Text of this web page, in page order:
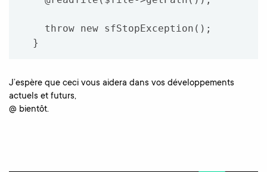
J’espère que ceci vous aidera dans vos développements
actuels et futurs,
@ bientôt.